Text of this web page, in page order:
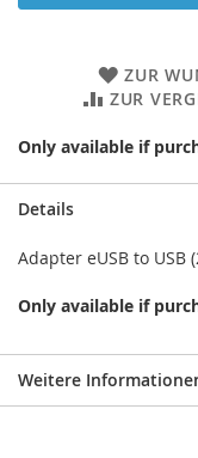
ZUR
ZUR
Only available if
Details
Adapter eUSB to USB
Only available if
Weitere